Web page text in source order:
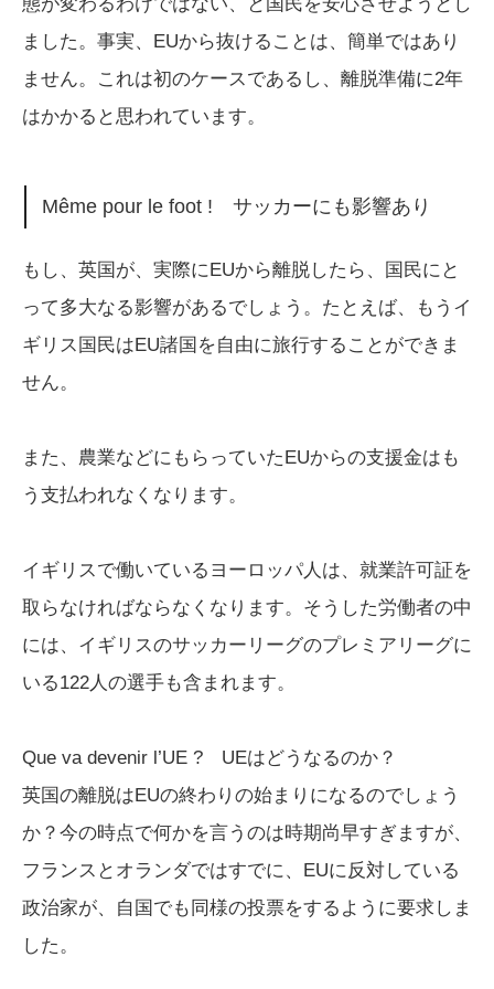
ました。事実、EUから抜けることは、簡単ではあり
ません。これは初のケースであるし、離脱準備に2年
はかかると思われています。
Même pour le foot ! サッカーにも影響あり
もし、英国が、実際にEUから離脱したら、国民にと
って多大なる影響があるでしょう。たとえば、もうイ
ギリス国民はEU諸国を自由に旅行することができま
せん。
また、農業などにもらっていたEUからの支援金はも
う支払われなくなります。
イギリスで働いているヨーロッパ人は、就業許可証を
取らなければならなくなります。そうした労働者の中
には、イギリスのサッカーリーグのプレミアリーグに
いる122人の選手も含まれます。
Que va devenir l’UE ? UEはどうなるのか？
英国の離脱はEUの終わりの始まりになるのでしょう
か？今の時点で何かを言うのは時期尚早すぎますが、
フランスとオランダではすでに、EUに反対している
政治家が、自国でも同様の投票をするように要求しま
した。